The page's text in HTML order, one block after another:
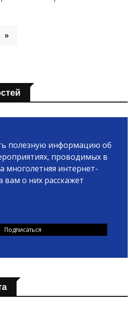
»
полезную информацию об
проводимых в
многолетняя интернет-
вам о них расскажет